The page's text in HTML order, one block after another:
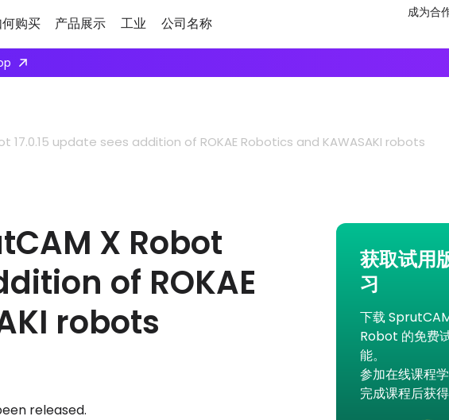
购买 产品展示 工业 公司名称
成为合
17.0.15 update sees addition of ROKAE Robotics and KAWASAKI robots
X Robot
of ROKAE
robots
released.
获取试用
习
下载
Robot 的免费
能。
参加在线课程
完成课程后获得